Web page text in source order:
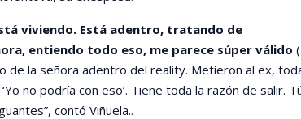
viviendo. Está adentro, tratando de
entiendo todo eso, me parece súper válido
de la señora adentro del reality. Metieron al ex,
no podría con eso’. Tiene toda la razón de salir.
contó Viñuela..